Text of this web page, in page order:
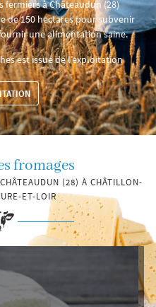
Une
à Châteaudun (28)
de 150 hectares pour subvenir
une alimentation saine.
est issue de l’exploitation
fromages
(28) À CHÂTILLON-
ET-LOIR